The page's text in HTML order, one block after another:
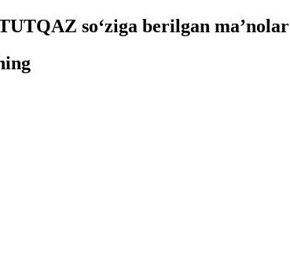
so‘ziga berilgan ma’nolar